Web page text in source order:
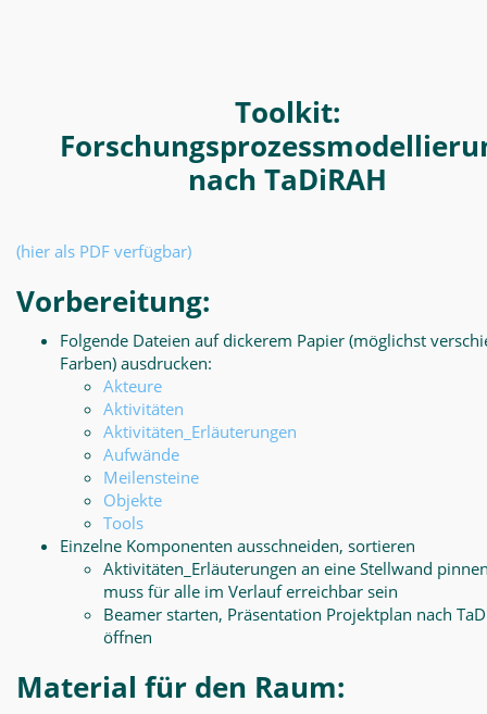
Toolkit:
nach TaDiRAH
(hier als PDF verfügbar)
Vorbereitung:
Folgende Dateien auf dickerem Papier (möglichst
Farben) ausdrucken:
Akteure
Aktivitäten
Aktivitäten_Erläuterungen
Aufwände
Meilensteine
Objekte
Tools
Einzelne Komponenten ausschneiden, sortieren
Aktivitäten_Erläuterungen an eine Stellwand
muss für alle im Verlauf erreichbar sein
Beamer starten, Präsentation Projektplan nach
öffnen
Material für den Raum: